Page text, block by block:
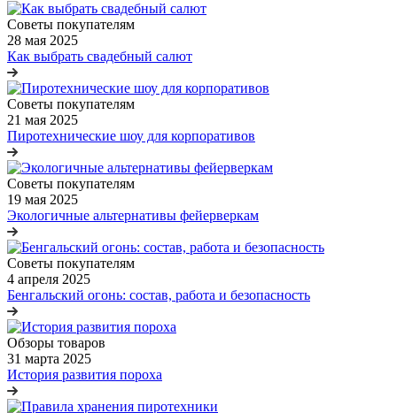
Советы покупателям
28 мая 2025
Как выбрать свадебный салют
Советы покупателям
21 мая 2025
Пиротехнические шоу для корпоративов
Советы покупателям
19 мая 2025
Экологичные альтернативы фейерверкам
Советы покупателям
4 апреля 2025
Бенгальский огонь: состав, работа и безопасность
Обзоры товаров
31 марта 2025
История развития пороха